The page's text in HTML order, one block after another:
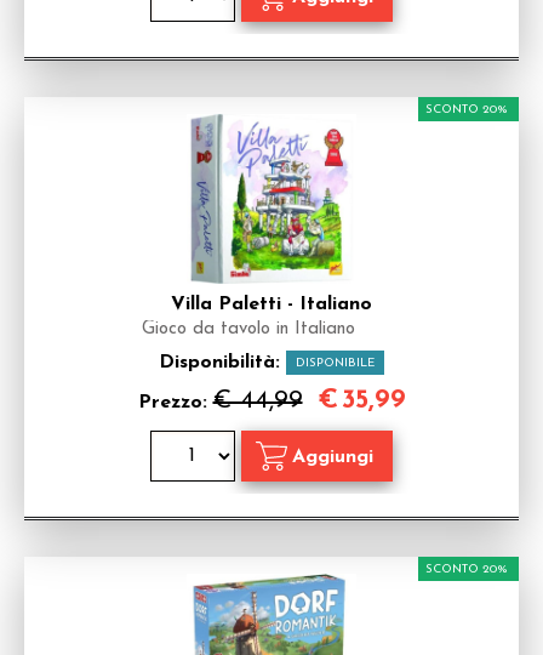
Villa Paletti - Italiano
Gioco da tavolo in Italiano
Disponibilità: DISPONIBILE
Prezzo:€ 44,99
SCONTO 20%
€ 35,99
SCONTO 20%